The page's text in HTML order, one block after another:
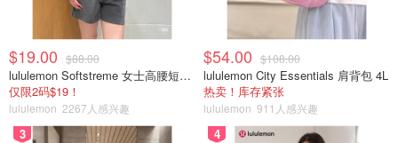
$19.00 $88.00
lululemon Softstreme 女士高腰短裤 10cm
仅限2码$19！
lululemon 2267人感兴趣
$54.00 $108.00
lululemon City Essentials 肩背包 4L
热卖！库存紧张
lululemon 911人感兴趣
3 4